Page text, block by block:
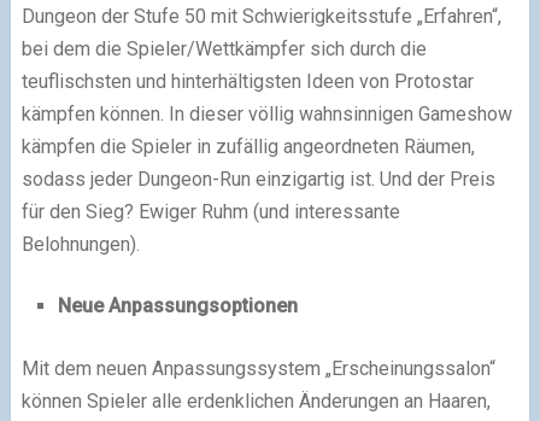
Dungeon der Stufe 50 mit Schwierigkeitsstufe „Erfahren“,
bei dem die Spieler/Wettkämpfer sich durch die
teuflischsten und hinterhältigsten Ideen von Protostar
kämpfen können. In dieser völlig wahnsinnigen Gameshow
kämpfen die Spieler in zufällig angeordneten Räumen,
sodass jeder Dungeon-Run einzigartig ist. Und der Preis
für den Sieg? Ewiger Ruhm (und interessante
Belohnungen).
Neue Anpassungsoptionen
Mit dem neuen Anpassungssystem „Erscheinungssalon“
können Spieler alle erdenklichen Änderungen an Haaren,